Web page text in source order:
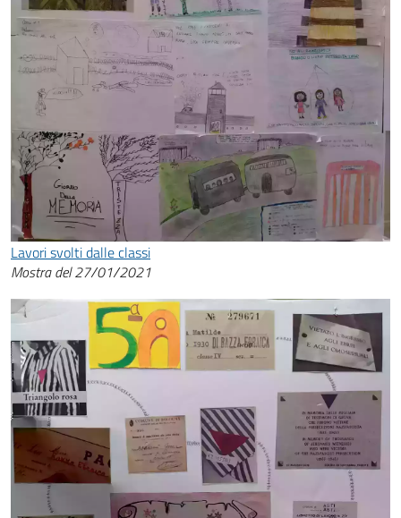
Lavori svolti dalle classi
Mostra del 27/01/2021